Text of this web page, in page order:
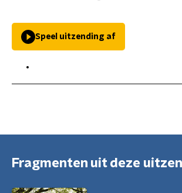
Speel uitzending af
Fragmenten uit deze